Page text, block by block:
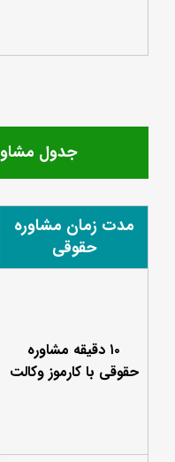
جدول
مدت زمان مشاوره
حقوقی
۱۰ دقیقه مشاوره
حقوقی با کارموز وکالت